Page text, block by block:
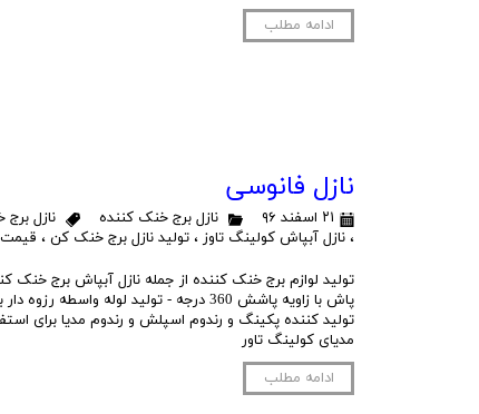
ادامه مطلب
نازل فانوسی
۲۱ اسفند ۹۶ نازل برج خنک کننده نازل
، نازل آبپاش کولینگ تاوز ، تولید نازل برج خنک کن ، قیمت
تولید لوازم برج خنک کننده از جمله نازل آبپاش برج خنک
پاش با زاویه پاشش 360 درجه - تولید لوله
تولید کننده پکینگ و رندوم اسپلش و رندوم مدیا برای
مدیای کولینگ تاور
ادامه مطلب